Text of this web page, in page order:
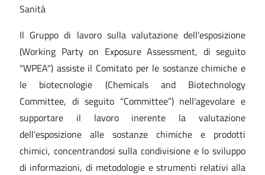
Sanità
Il Gruppo di lavoro sulla valutazione dell'esposizione
(Working Party on Exposure Assessment, di seguito
"WPEA") assiste il Comitato per le sostanze chimiche e
le biotecnologie (Chemicals and Biotechnology
Committee, di seguito “Committee”) nell'agevolare e
supportare il lavoro inerente la valutazione
dell'esposizione alle sostanze chimiche e prodotti
chimici, concentrandosi sulla condivisione e lo sviluppo
di informazioni, di metodologie e strumenti relativi alla